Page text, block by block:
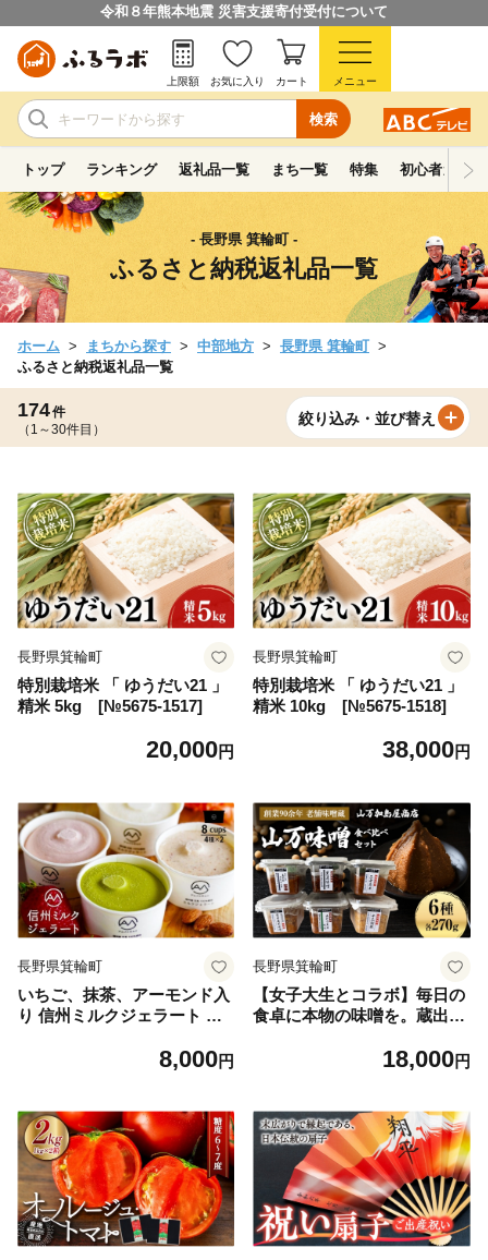
令和８年熊本地震 災害支援寄付受付について
検索
上限額 お気に入り カート メニュー
トップ ランキング 返礼品一覧 まち一覧 特集 初心者ガイド
- 長野県 箕輪町 -
ふるさと納税返礼品一覧
ホーム まちから探す 中部地方
長野県 箕輪町
ふるさと納税返礼品一覧
174件
（1～30件目）
絞り込み・並び替え
長野県箕輪町
特別栽培米 「 ゆうだい21 」
精米 5kg [№5675-1517]
20,000円
長野県箕輪町
特別栽培米 「 ゆうだい21 」
精米 10kg [№5675-1518]
38,000円
長野県箕輪町
いちご、抹茶、アーモンド入
り 信州ミルクジェラート 計8
イーツ ひんやりスイーツ お
8,000円
長野県箕輪町
【女子大生とコラボ】毎日の
食卓に本物の味噌を。蔵出し
ト [№5675-1521]18,000円